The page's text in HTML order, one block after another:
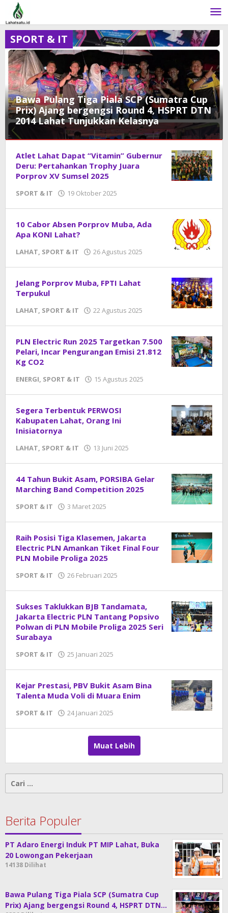
Lewati
konten
Bawa Pulang Tiga Piala SCP (Sumatra Cup
Prix) Ajang bergengsi Round 4, HSPRT DTN
2014 Lahat Tunjukkan Kelasnya
SPORT
oleh
DangDut
SPORT & IT
Atlet Lahat Dapat “Vitamin” Gubernur
Deru: Pertahankan Trophy Juara
Porprov XV Sumsel 2025
SPORT & IT 19 Oktober 2025
10 Cabor Absen Porprov Muba, Ada
Apa KONI Lahat?
LAHAT, SPORT & IT 26 Agustus 2025
Jelang Porprov Muba, FPTI Lahat
Terpukul
LAHAT, SPORT & IT 22 Agustus 2025
PLN Electric Run 2025 Targetkan 7.500
Pelari, Incar Pengurangan Emisi 21.812
Kg CO2
ENERGI, SPORT & IT 15 Agustus 2025
Segera Terbentuk PERWOSI
Kabupaten Lahat, Orang Ini
Inisiatornya
LAHAT, SPORT & IT 13 Juni 2025
44 Tahun Bukit Asam, PORSIBA Gelar
Marching Band Competition 2025
SPORT & IT 3 Maret 2025
Raih Posisi Tiga Klasemen, Jakarta
Electric PLN Amankan Tiket Final Four
PLN Mobile Proliga 2025
SPORT & IT 26 Februari 2025
Sukses Taklukkan BJB Tandamata,
Jakarta Electric PLN Tantang Popsivo
Polwan di PLN Mobile Proliga 2025 Seri
Surabaya
SPORT & IT 25 Januari 2025
Kejar Prestasi, PBV Bukit Asam Bina
Talenta Muda Voli di Muara Enim
SPORT & IT 24 Januari 2025
Muat Lebih
Cari
untuk:
Berita Populer
PT Adaro Energi Induk PT MIP Lahat, Buka
20 Lowongan Pekerjaan
14138 Dilihat
Bawa Pulang Tiga Piala SCP (Sumatra Cup
Prix) Ajang bergengsi Round 4, HSPRT DTN…